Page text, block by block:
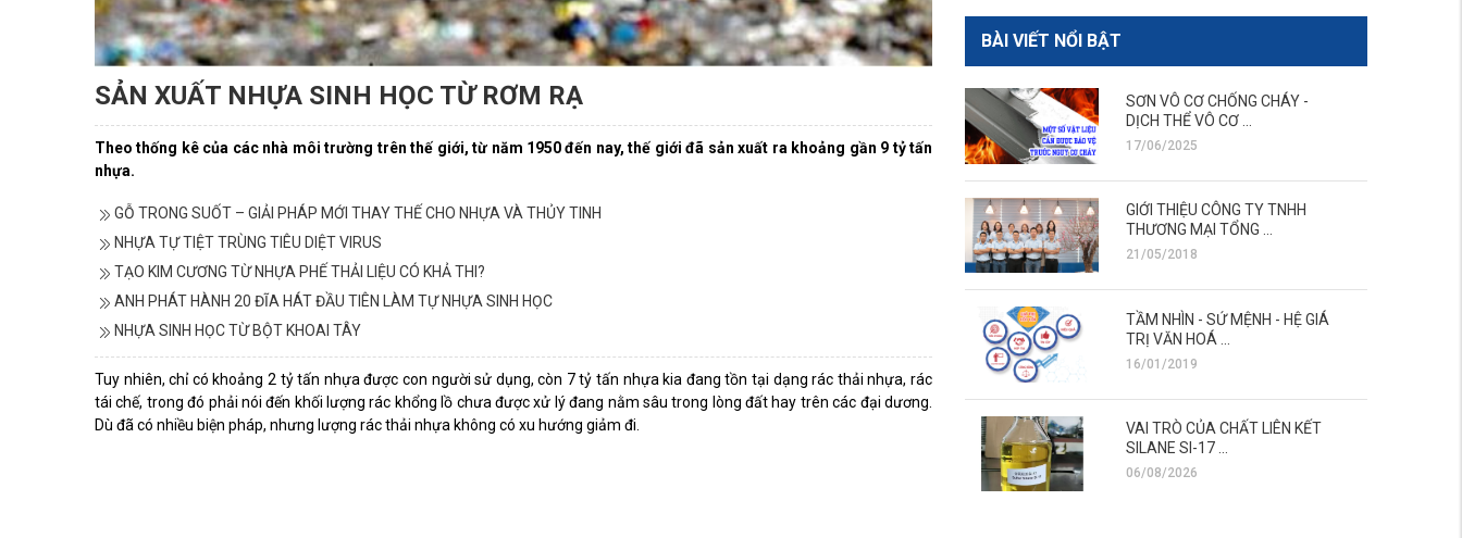
SẢN XUẤT NHỰA SINH HỌC TỪ RƠM RẠ
Theo thống kê của các nhà môi trường trên thế giới, từ năm 1950 đến nay, thế giới đã sản xuất ra khoảng gần 9 tỷ tấn
nhựa.
GỖ TRONG SUỐT – GIẢI PHÁP MỚI THAY THẾ CHO NHỰA VÀ THỦY TINH
NHỰA TỰ TIỆT TRÙNG TIÊU DIỆT VIRUS
TẠO KIM CƯƠNG TỪ NHỰA PHẾ THẢI LIỆU CÓ KHẢ THI?
ANH PHÁT HÀNH 20 ĐĨA HÁT ĐẦU TIÊN LÀM TỰ NHỰA SINH HỌC
NHỰA SINH HỌC TỪ BỘT KHOAI TÂY
Tuy nhiên, chỉ có khoảng 2 tỷ tấn nhựa được con người sử dụng, còn 7 tỷ tấn nhựa kia đang tồn tại dạng rác thải nhựa, rác
tái chế, trong đó phải nói đến khối lượng rác khổng lồ chưa được xử lý đang nằm sâu trong lòng đất hay trên các đại dương.
Dù đã có nhiều biện pháp, nhưng lượng rác thải nhựa không có xu hướng giảm đi.
BÀI VIẾT NỔI BẬT
SƠN VÔ CƠ CHỐNG CHÁY -
DỊCH THỂ VÔ CƠ ...
17/06/2025
GIỚI THIỆU CÔNG TY TNHH
THƯƠNG MẠI TỔNG ...
21/05/2018
TẦM NHÌN - SỨ MỆNH - HỆ GIÁ
TRỊ VĂN HOÁ ...
16/01/2019
VAI TRÒ CỦA CHẤT LIÊN KẾT
SILANE SI-17 ...
06/08/2026